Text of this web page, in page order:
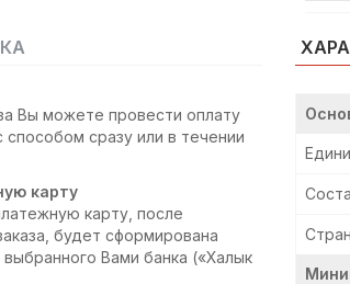
Вы можете провести оплату
сразу или в течении
карту
карту, после
будет сформирована
Вами банка («Халык